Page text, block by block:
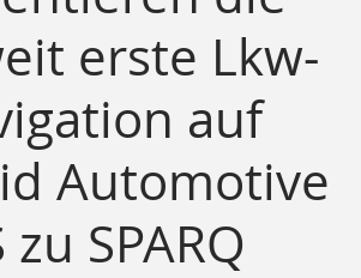
erste Lkw-
auf
Automotive
zu SPARQ